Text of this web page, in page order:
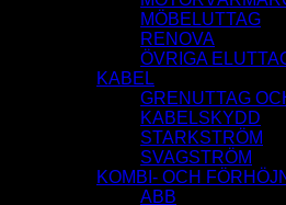
MÖBELUTTAG
RENOVA
ÖVRIGA
KABEL
GRENUTTAG
KABELSKYDD
STARKSTRÖM
SVAGSTRÖM
KOMBI- OCH
ABB